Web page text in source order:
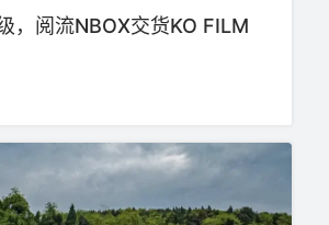
，阅流NBOX交货KO FILM